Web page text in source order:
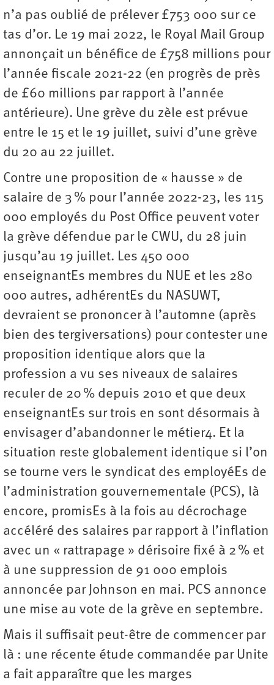
n’a pas oublié de prélever £753 000 sur ce
tas d’or. Le 19 mai 2022, le Royal Mail Group
annonçait un bénéfice de £758 millions pour
l’année fiscale 2021-22 (en progrès de près
de £60 millions par rapport à l’année
antérieure). Une grève du zèle est prévue
entre le 15 et le 19 juillet, suivi d’une grève
du 20 au 22 juillet.
Contre une proposition de « hausse » de
salaire de 3 % pour l’année 2022-23, les 115
000 employés du Post Office peuvent voter
la grève défendue par le CWU, du 28 juin
jusqu’au 19 juillet. Les 450 000
enseignantEs membres du NUE et les 280
000 autres, adhérentEs du NASUWT,
devraient se prononcer à l’automne (après
bien des tergiversations) pour contester une
proposition identique alors que la
profession a vu ses niveaux de salaires
reculer de 20 % depuis 2010 et que deux
enseignantEs sur trois en sont désormais à
envisager d’abandonner le métier4. Et la
situation reste globalement identique si l’on
se tourne vers le syndicat des employéEs de
l’administration gouvernementale (PCS), là
encore, promisEs à la fois au décrochage
accéléré des salaires par rapport à l’inflation
avec un « rattrapage » dérisoire fixé à 2 % et
à une suppression de 91 000 emplois
annoncée par Johnson en mai. PCS annonce
une mise au vote de la grève en septembre.
Mais il suffisait peut-être de commencer par
là : une récente étude commandée par Unite
a fait apparaître que les marges